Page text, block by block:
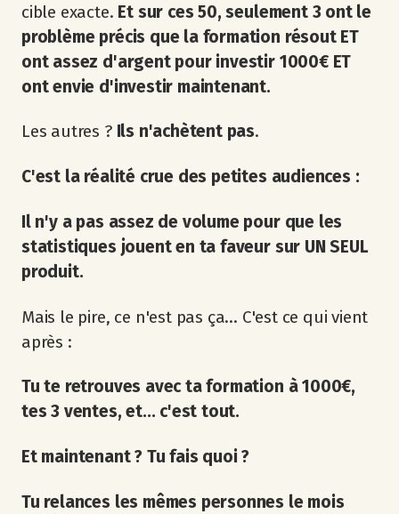
cible exacte. Et sur ces 50, seulement 3 ont le
problème précis que la formation résout ET
ont assez d'argent pour investir 1000€ ET
ont envie d'investir maintenant.
Les autres ? Ils n'achètent pas.
C'est la réalité crue des petites audiences :
Il n'y a pas assez de volume pour que les
statistiques jouent en ta faveur sur UN SEUL
produit.
Mais le pire, ce n'est pas ça... C'est ce qui vient
après :
Tu te retrouves avec ta formation à 1000€,
tes 3 ventes, et... c'est tout.
Et maintenant ? Tu fais quoi ?
Tu relances les mêmes personnes le mois